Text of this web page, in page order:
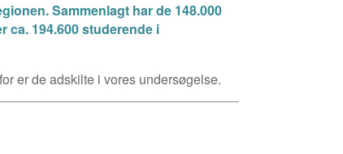
Sammenlagt har de 148.000
194.600 studerende i
er de adskilte i vores undersøgelse.